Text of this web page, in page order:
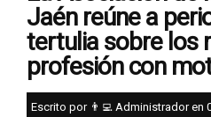
Jaén reúne a
tertulia sobre los
profesión con
Escrito por 👨‍💻 Administrador en